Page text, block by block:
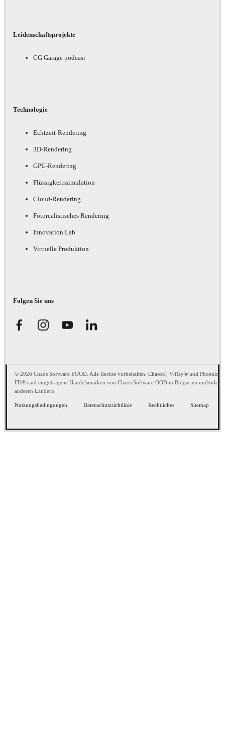
Leidenschaftsprojekte
CG Garage podcast
Technologie
Echtzeit-Rendering
3D-Rendering
GPU-Rendering
Flüssigkeitssimulation
Cloud-Rendering
Fotorealistisches Rendering
Innovation Lab
Virtuelle Produktion
Folgen Sie uns
© 2026 Chaos Software EOOD. Alle Rechte vorbehalten. Chaos®, V-Ray® und Phoenix
FD® sind eingetragene Handelsmarken von Chaos Software OOD in Bulgarien und/oder
anderen Ländern.
Nutzungsbedingungen Datenschutzrichtlinie Rechtliches Sitemap